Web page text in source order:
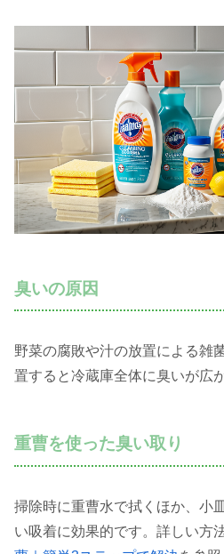
臭いの原因
野菜の腐敗や汁の放置による雑
置すると冷蔵庫全体に臭いが広
重曹を使った臭い取り
掃除時に重曹水で拭くほか、小
い吸着に効果的です。詳しい方